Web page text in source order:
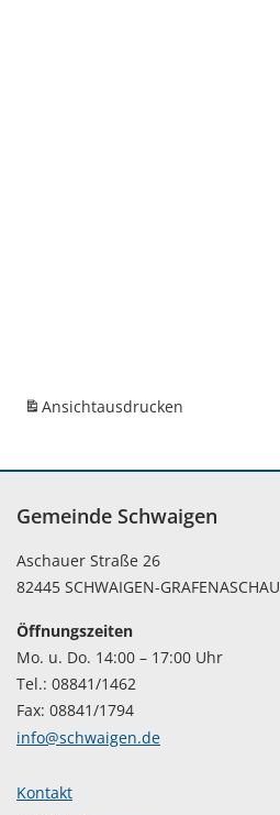
Ansichtausdrucken
Gemeinde Schwaigen
Aschauer Straße 26
82445 SCHWAIGEN-GRAFENASCHAU
Öffnungszeiten
Mo. u. Do. 14:00 – 17:00 Uhr
Tel.: 08841/1462
Fax: 08841/1794
info@schwaigen.de
Kontakt